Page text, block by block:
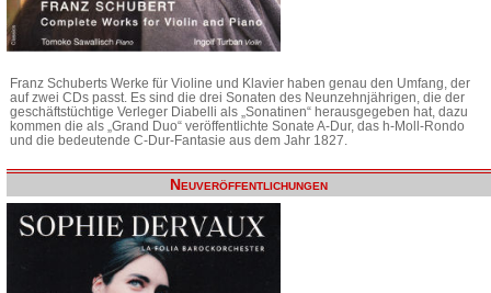
Franz Schuberts Werke für Violine und Klavier haben genau den Umfang, der
auf zwei CDs passt. Es sind die drei Sonaten des Neunzehnjährigen, die der
geschäftstüchtige Verleger Diabelli als „Sonatinen“ herausgegeben hat, dazu
kommen die als „Grand Duo“ veröffentlichte Sonate A-Dur, das h-Moll-Rondo
und die bedeutende C-Dur-Fantasie aus dem Jahr 1827.
Neuveröffentlichungen